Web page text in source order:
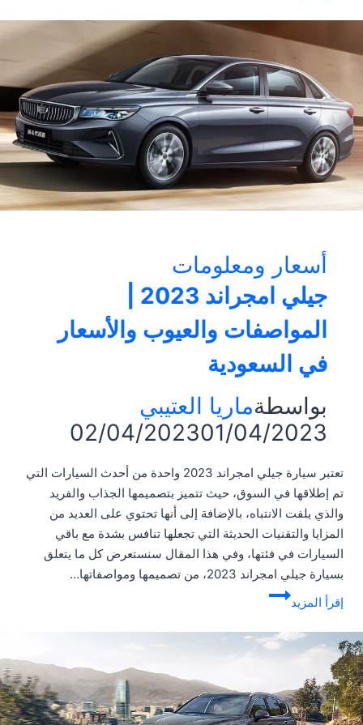
2023
|
المواصفات
والعيوب
والأسعار
في
السعودية
أسعار ومعلومات
المواصفات والعيوب والأسعار
في السعودية
بواسطةماريا العتيبي
02/04/202301/04/2023
تعتبر سيارة جيلي امجراند 2023 واحدة من أحدث السيارات التي
تم إطلاقها في السوق، حيث تتميز بتصميمها الجذاب والفريد
والذي يلفت الانتباه، بالإضافة إلى أنها تحتوي على العديد من
المزايا والتقنيات الحديثة التي تجعلها تنافس بشدة مع باقي
السيارات في فئتها، وفي هذا المقال سنستعرض كل ما يتعلق
بسيارة جيلي امجراند 2023، من تصميمها ومواصفاتها…
إقرأ المزيد
جيلي
2023
والعيوب
والأسعار